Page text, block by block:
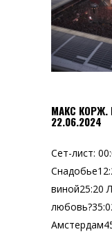
МАКС КОРЖ.
22.06.2024
Сет-лист:
виной25:20